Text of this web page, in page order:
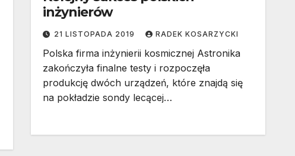
inżynierów
21 LISTOPADA 2019 RADEK KOSARZYCKI
Polska firma inżynierii kosmicznej Astronika
zakończyła finalne testy i rozpoczęła
produkcję dwóch urządzeń, które znajdą się
na pokładzie sondy lecącej…